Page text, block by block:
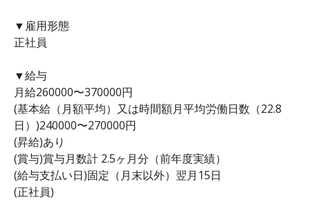
▼雇用形態
正社員
▼給与
月給260000〜370000円
(基本給（月額平均）又は時間額月平均労働日数（22.8
日）)240000〜270000円
(昇給)あり
(賞与)賞与月数計 2.5ヶ月分（前年度実績）
(給与支払い日)固定（月末以外）翌月15日
(正社員)